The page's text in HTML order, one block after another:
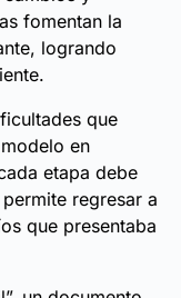
fomentan la
logrando
que
en
etapa debe
regresar a
que presentaba